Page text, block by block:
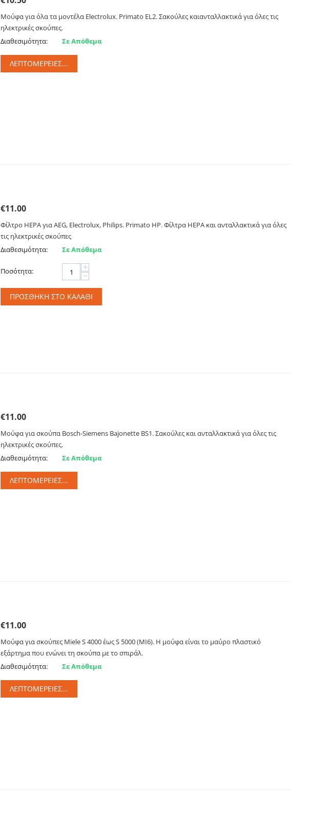
Μούφα για όλα τα μοντέλα Electrolux. Primato EL2. Σακούλες καιανταλλακτικά για όλες τις
ηλεκτρικές σκούπες.
Διαθεσιμότητα:
Σε Απόθεμα
ΛΕΠΤΟΜΈΡΕΙΕΣ...
€11.00
Φίλτρο HEPA για AEG, Electrolux, Philips. Primato HP. Φίλτρα HEPA και ανταλλακτικά για όλες
τις ηλεκτρικές σκούπες
Διαθεσιμότητα:
Σε Απόθεμα
Ποσότητα: +
−
ΠΡΟΣΘΉΚΗ ΣΤΟ ΚΑΛΆΘΙ
€11.00
Μούφα για σκούπα Bosch-Siemens Bajonette BS1. Σακούλες και ανταλλακτικά για όλες τις
ηλεκτρικές σκούπες.
Διαθεσιμότητα:
Σε Απόθεμα
ΛΕΠΤΟΜΈΡΕΙΕΣ...
€11.00
Μούφα για σκούπες Miele S 4000 έως S 5000 (MI6). Η μούφα είναι το μαύρο πλαστικό
εξάρτημα που ενώνει τη σκούπα με το σπιράλ.
Διαθεσιμότητα:
Σε Απόθεμα
ΛΕΠΤΟΜΈΡΕΙΕΣ...